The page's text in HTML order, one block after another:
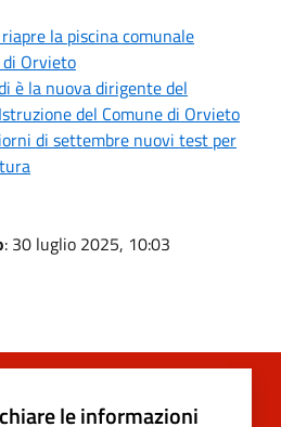
la piscina comunale
di Orvieto
è la nuova dirigente del
del Comune di Orvieto
di settembre nuovi test per
: 30 luglio 2025, 10:03
le informazioni